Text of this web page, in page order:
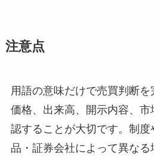
注意点
用語の意味だけで売買判断
価格、出来高、開示内容、
認することが大切です。制
品・証券会社によって異な